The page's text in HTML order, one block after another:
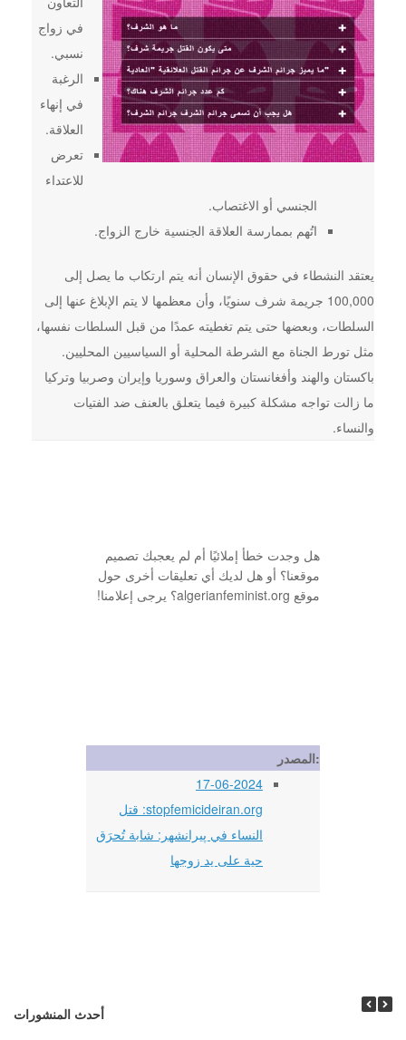
في زواج
نسبي.
الرغبة
في إنهاء
العلاقة.
تعرض
للاعتداء
الجنسي أو الاغتصاب.
اتُهم بممارسة العلاقة الجنسية خارج الزواج.
يعتقد النشطاء في حقوق الإنسان أنه يتم ارتكاب ما يصل إلى
100,000 جريمة شرف سنويًا، وأن معظمها لا يتم الإبلاغ عنها إلى
السلطات، وبعضها حتى يتم تغطيته عمدًا من قبل السلطات نفسها،
مثل تورط الجناة مع الشرطة المحلية أو السياسيين المحليين.
باكستان والهند وأفغانستان والعراق وسوريا وإيران وصربيا وتركيا
ما زالت تواجه مشكلة كبيرة فيما يتعلق بالعنف ضد الفتيات
والنساء.
هل وجدت خطأ إملائيًا أم لم يعجبك تصميم
موقعنا؟ أو هل لديك أي تعليقات أخرى حول
موقع algerianfeminist.org؟ يرجى إعلامنا!
المصدر:
17-06-2024
stopfemicideiran.org: قتل
النساء في پیرانشهر: شابة تُحرَق
حية على يد زوجها
أحدث المنشورات